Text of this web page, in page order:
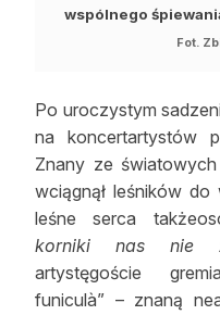
wspólnego
Fot.
Po uroczystym
na koncertartystów
Znany ze
wciągnął leśników do
leśne serca
korniki nas nie
artystęgoście
funiculà” – znaną